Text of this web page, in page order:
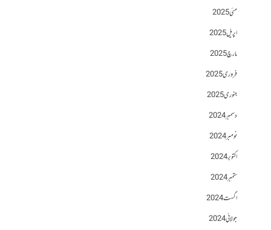
مئی 2025
اپریل 2025
مارچ 2025
فروری 2025
جنوری 2025
دسمبر 2024
نومبر 2024
اکتوبر 2024
ستمبر 2024
اگست 2024
جولائی 2024